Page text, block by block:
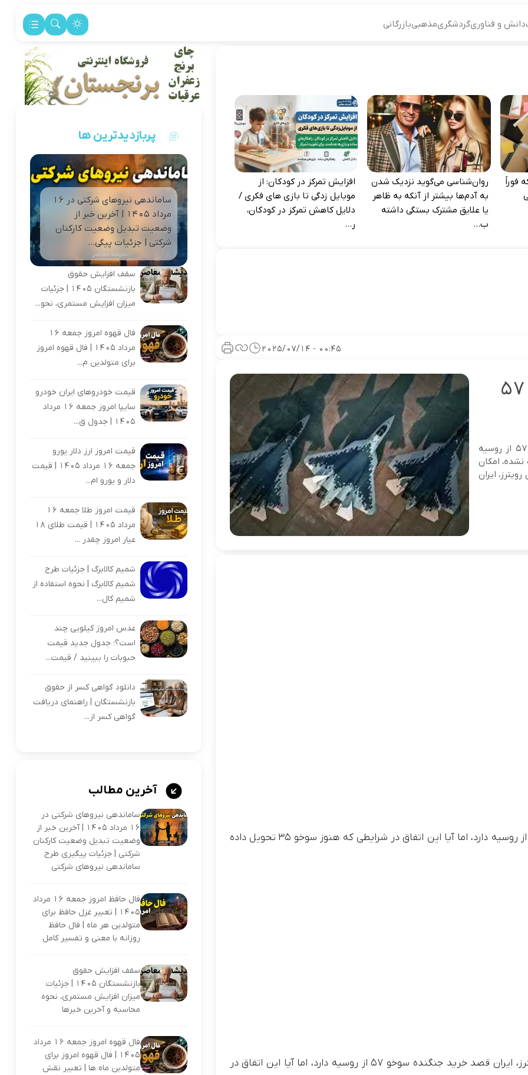
دانش و فناوریگردشگریمذهبیبازرگانی
00:45 - 2025/07/14
ایران سراغ خرید جنگنده سوخو ۵۷
[ad_1] براساس ادعای رویترز، ایران قصد خرید جنگنده سوخو ۵۷ از روسیه
هنوز سوخو ۳۵ تحویل داده نشده، امکان
ایران
فوراً
روان‌شناسی می‌گوید نزدیک شدن
به آدم‌ها بیشتر از آنکه به ظاهر
یا علایق مشترک بستگی داشته
ب...
افزایش تمرکز در کودکان: از
موبایل‌ زدگی تا بازی‌ های فکری /
دلایل کاهش تمرکز در کودکان،
ر...
براساس ادعای رویترز، ایران قصد خرید جنگنده سوخو ۵۷ از روسیه دارد، اما آیا این اتفاق در شرایطی که هنوز سوخو ۳۵ تحویل داده
به نقل از گجت نیوز، براساس ادعای رویترز، ایران قصد خرید جنگنده سوخو ۵۷ از روسیه دارد، اما آیا این اتفاق در
پربازدیدترین ها
ساماندهی نیروهای شرکتی در 16
مرداد 1405 | آخرین خبر از
وضعیت تبدیل وضعیت کارکنان
شرکتی | جزئیات پیگی...
سقف افزایش حقوق
بازنشستگان 1405 | جزئیات
میزان افزایش مستمری، نحو...
فال قهوه امروز جمعه 16
مرداد 1405 | فال قهوه امروز
برای متولدین م...
قیمت خودروهای ایران خودرو
سایپا امروز جمعه 16 مرداد
1405 | جدول ق...
قیمت امروز ارز دلار یورو
جمعه 16 مرداد 1405 | قیمت
دلار و یورو ام...
قیمت امروز طلا جمعه 16
مرداد 1405 | قیمت طلای 18
عیار امروز چقدر ...
شمیم کالابرگ | جزئیات طرح
شمیم کالابرگ | نحوه استفاده از
شمیم کال...
عدس امروز کیلویی چند
است؟؛ جدول جدید قیمت
حبوبات را ببینید / قیمت...
دانلود گواهی کسر از حقوق
بازنشستگان | راهنمای دریافت
گواهی کسر از...
آخرین مطالب
ساماندهی نیروهای شرکتی در
16 مرداد 1405 | آخرین خبر از
وضعیت تبدیل وضعیت کارکنان
شرکتی | جزئیات پیگیری طرح
ساماندهی نیروهای شرکتی
فال حافظ امروز جمعه 16 مرداد
1405 | تعبیر غزل حافظ برای
متولدین هر ماه | فال حافظ
روزانه با معنی و تفسیر کامل
سقف افزایش حقوق
بازنشستگان 1405 | جزئیات
میزان افزایش مستمری، نحوه
محاسبه و آخرین خبرها
فال قهوه امروز جمعه 16 مرداد
1405 | فال قهوه امروز برای
متولدین ماه ها | تعبیر نقش